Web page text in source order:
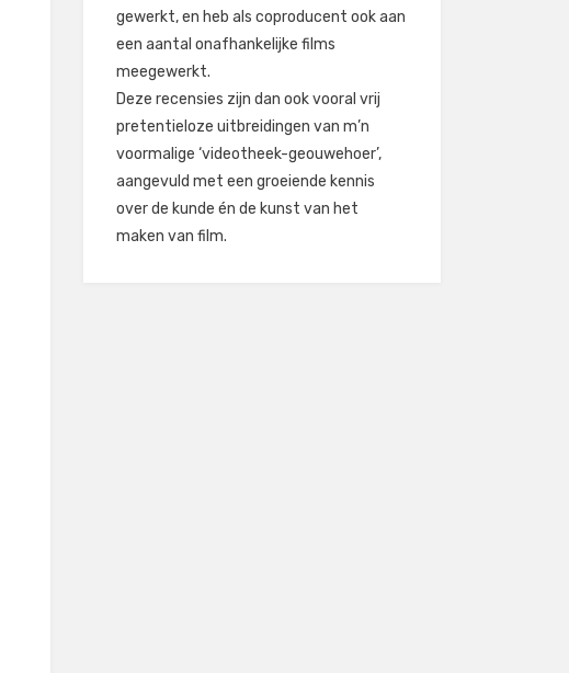
gewerkt, en heb als coproducent ook aan
een aantal onafhankelijke films
meegewerkt.
Deze recensies zijn dan ook vooral vrij
pretentieloze uitbreidingen van m’n
voormalige ‘videotheek-geouwehoer’,
aangevuld met een groeiende kennis
over de kunde én de kunst van het
maken van film.